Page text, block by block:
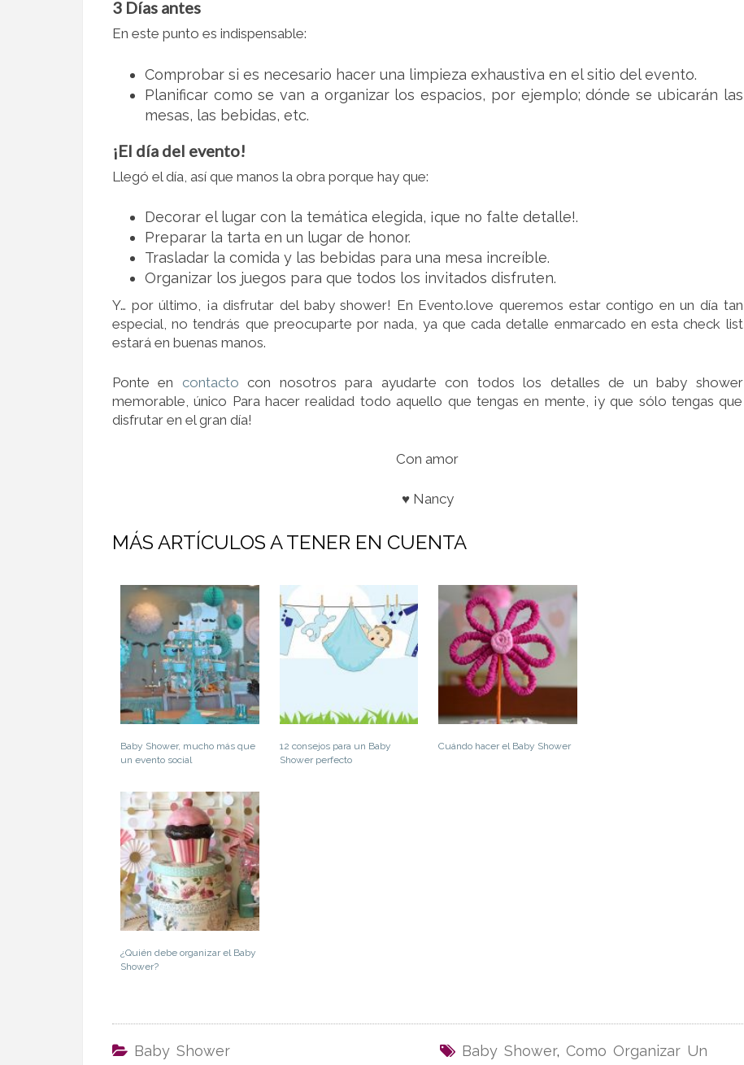
3 Días antes
En este punto es indispensable:
Comprobar si es necesario hacer una limpieza exhaustiva en el sitio del evento.
Planificar como se van a organizar los espacios, por ejemplo; dónde se ubicarán las
mesas, las bebidas, etc.
¡El día del evento!
Llegó el día, así que manos la obra porque hay que:
Decorar el lugar con la temática elegida, ¡que no falte detalle!.
Preparar la tarta en un lugar de honor.
Trasladar la comida y las bebidas para una mesa increíble.
Organizar los juegos para que todos los invitados disfruten.
Y… por último, ¡a disfrutar del baby shower! En Evento.love queremos estar contigo en un día tan
especial, no tendrás que preocuparte por nada, ya que cada detalle enmarcado en esta check list
estará en buenas manos.
Ponte en contacto con nosotros para ayudarte con todos los detalles de un baby shower
memorable, único Para hacer realidad todo aquello que tengas en mente, ¡y que sólo tengas que
disfrutar en el gran día!
Con amor
♥ Nancy
MÁS ARTÍCULOS A TENER EN CUENTA
Baby Shower, mucho más que
un evento social
12 consejos para un Baby
Shower perfecto
Cuándo hacer el Baby Shower
¿Quién debe organizar el Baby
Shower?
Baby Shower Baby Shower, Como Organizar Un